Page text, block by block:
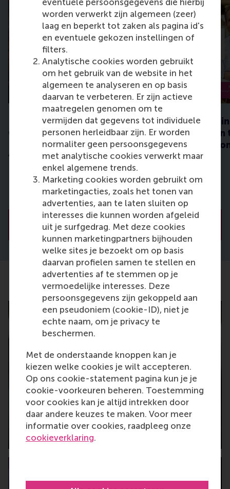
worden verwerkt zijn algemeen (zeer)
laag en beperkt tot zaken als pagina id's
en eventuele gekozen instellingen of
filters.
Analytische cookies worden gebruikt
om het gebruik van de website in het
algemeen te analyseren en op basis
daarvan te verbeteren. Er zijn actieve
maatregelen genomen om te
vermijden dat gegevens tot individuele
personen herleidbaar zijn. Er worden
normaliter geen persoonsgegevens
met analytische cookies verwerkt maar
enkel algemene trends.
Marketing cookies worden gebruikt om
marketingacties, zoals het tonen van
advertenties, aan te laten sluiten op
interesses die kunnen worden afgeleid
uit je surfgedrag. Met deze cookies
kunnen marketingpartners bijhouden
welke sites je bezoekt om op basis
daarvan profielen samen te stellen en
advertenties af te stemmen op je
vermoedelijke interesses. Deze
persoonsgegevens zijn gekoppeld aan
een pseudoniem (cookie-ID), niet je
echte naam, om je privacy te
beschermen.
Met de onderstaande knoppen kan je
kiezen welke cookies je wilt accepteren.
Op ons cookie-statement pagina kun je je
cookie-voorkeuren beheren. Toestemming
voor cookies kan je altijd intrekken door
daar andere keuzes te maken. Voor meer
informatie over cookies, raadpleeg onze
cookieverklaring.
RSM LATAM Alumni
Community Gathering
Alumni event
ZA
NL Moonshot
From AI Ambition
Trusted
DI
8
SEP
Show all events
Latest News
RSM faculty member joins major defence
logistics innovation project
Tuesday, 28 July 2026